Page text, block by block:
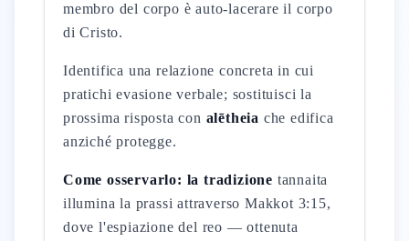
membro del corpo è auto-lacerare il corpo
di Cristo.
Identifica una relazione concreta in cui
pratichi evasione verbale; sostituisci la
prossima risposta con alētheia che edifica
anziché protegge.
Come osservarlo: la tradizione tannaita
illumina la prassi attraverso Makkot 3:15,
dove l'espiazione del reo — ottenuta